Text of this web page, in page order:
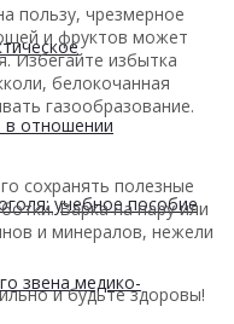
в отношении
учебное пособие
звена медико-
пользу, чрезмерное
и фруктов может
Избегайте избытка
белокочанная
газообразование.
сохранять полезные
Варка на пару или
и минералов, нежели
и будьте здоровы!